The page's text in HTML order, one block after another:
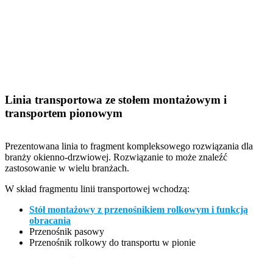
Linia transportowa ze stołem montażowym i
transportem pionowym
Prezentowana linia to fragment kompleksowego rozwiązania dla
branży okienno-drzwiowej. Rozwiązanie to może znaleźć
zastosowanie w wielu branżach.
W skład fragmentu linii transportowej wchodzą:
Stół montażowy z przenośnikiem rolkowym i funkcją
obracania
Przenośnik pasowy
Przenośnik rolkowy do transportu w pionie